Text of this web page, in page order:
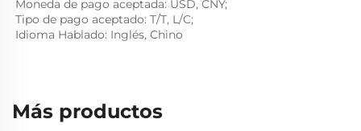
Moneda de pago aceptada: USD, CNY;
Tipo de pago aceptado: T/T, L/C;
Idioma Hablado: Inglés, Chino
Más productos